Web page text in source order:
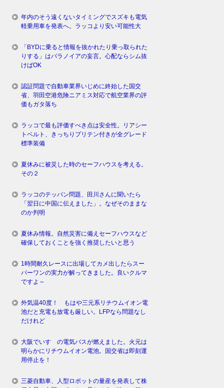
年内のそう遠くないタイミングでスズキも電気
軽乗用車を発表へ。ラッコより安い可能性大
「BYDに乗ると情報を抜かれたり乗っ取られた
りする」はパラノイアの妄言。心配ならシム抜
けばOK
認証問題で自動車業界いじめに終始した国交
省、羽田空港危険ニアミス対応で航空業界の評
価もガタ落ち
ラッコで最も評価すべき点は安全性。リアシー
トベルト、きっちりプリテン付きが全グレード
標準装備
夏休みに被災した時のセーフハウスを考える。
その２
ラッコのテッパン問題、田川さんに聞いたら
「翌日に中国に伝えました」。なぜそのままな
のか判明
夏休み情報。自然災害に備えセーフハウスなど
確保しておくことを強く推奨したいと思う
1時間耐久レースに出場してカメ出したらスー
パーワンの実力が解ってきました。良いクルマ
ですよ～
外気温40度！ もはや三元系リチウムイオン電
池だと充電も放電も厳しい。LFPなら問題なし
だけれど
大阪でいすゞの電気バスが燃えました。火元は
明らかにリチウムイオン電池。国交省は即刻運
用停止を！
三菱自動車、人型ロボットの量産を発表して株